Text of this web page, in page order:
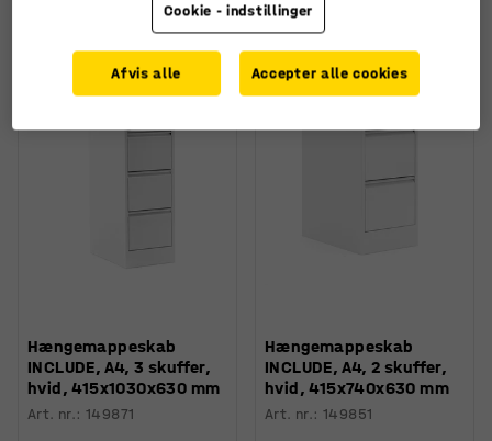
2.915,-
ekskl. moms
Hængemappeskab
INCLUDE, A4, 3 skuffer,
hvid, 415x1030x630 mm
Art. nr.:149871
Hængemappeskab
INCLUDE, A4, 2 skuffer,
hvid, 415x740x630 mm
Art. nr.:149851
Cookie - indstillinger
Afvis alle Accepter alle cookies